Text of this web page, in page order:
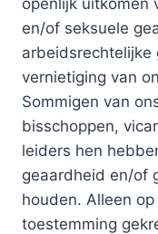
openlijk uitkomen
en/of seksuele
arbeidsrechtelijke
vernietiging van
Sommigen van
bisschoppen,
leiders hen
geaardheid en/of
houden. Alleen
toestemming